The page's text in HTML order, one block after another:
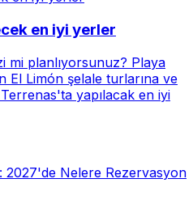
en iyi yerler
mi planlıyorsunuz? Playa
El Limón şelale turlarına ve
yapılacak en iyi